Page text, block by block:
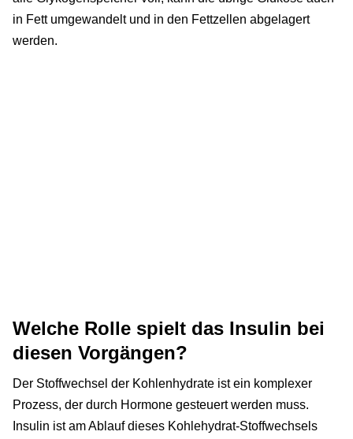
in Fett umgewandelt und in den Fettzellen abgelagert
werden.
Welche Rolle spielt das Insulin bei
diesen Vorgängen?
Der Stoffwechsel der Kohlenhydrate ist ein komplexer
Prozess, der durch Hormone gesteuert werden muss.
Insulin ist am Ablauf dieses Kohlehydrat-Stoffwechsels